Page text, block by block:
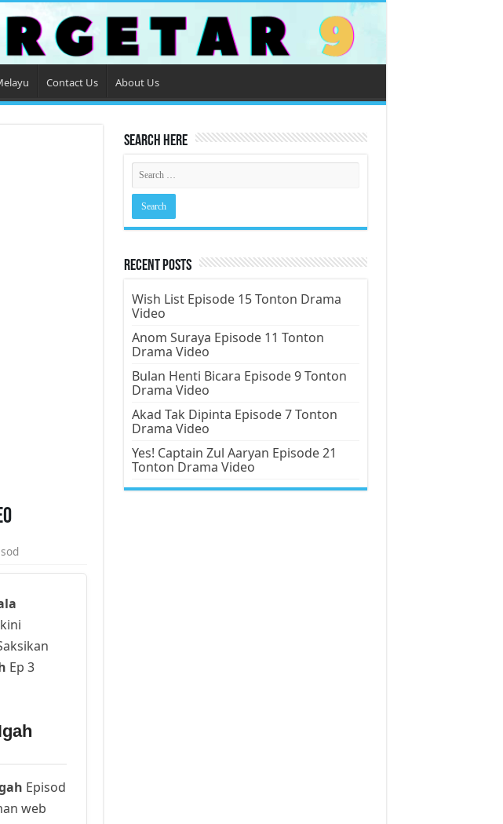
Contact Us About Us
Ep 3
Episod
web
Search Here
Recent Posts
Wish List Episode 15 Tonton Drama
Video
Anom Suraya Episode 11 Tonton
Drama Video
Bulan Henti Bicara Episode 9 Tonton
Drama Video
Akad Tak Dipinta Episode 7 Tonton
Drama Video
Yes! Captain Zul Aaryan Episode 21
Tonton Drama Video